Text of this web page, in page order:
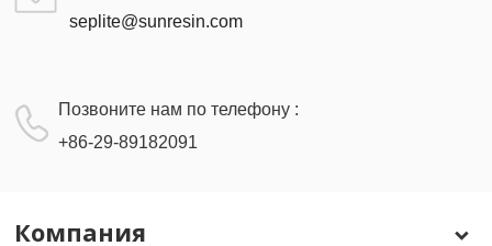
seplite@sunresin.com
Позвоните нам по телефону :
+86-29-89182091
Компания